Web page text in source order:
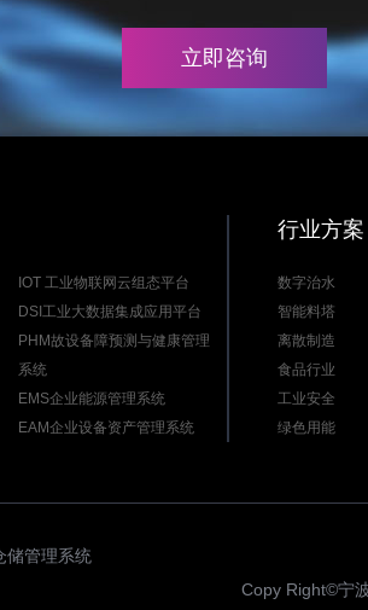
立即咨询
IOT 工业物联网云组态平台
DSI工业大数据集成应用平台
PHM故设备障预测与健康管理
系统
EMS企业能源管理系统
EAM企业设备资产管理系统
行业方案
数字治水
智能料塔
离散制造
食品行业
工业安全
绿色用能
储管理系统
Copy Right©宁